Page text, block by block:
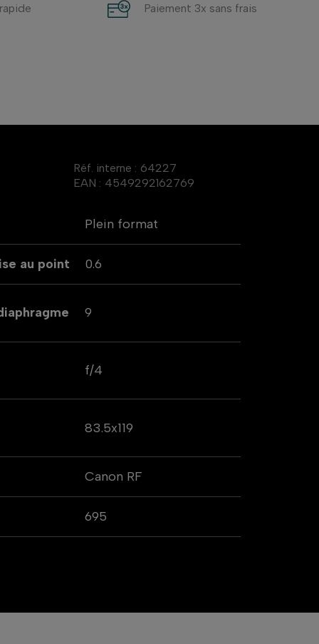
Paiement 3x sans frais
Réf. interne : 64227
EAN : 4549292162769
Plein format
au point 0.6
9
f/4
83.5x119
Canon RF
695